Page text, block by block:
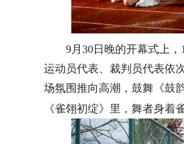
9月30日晚的开幕式上
运动员代表、裁判员代表依
场氛围推向高潮，鼓舞《鼓
《雀翎初绽》里，舞者身着